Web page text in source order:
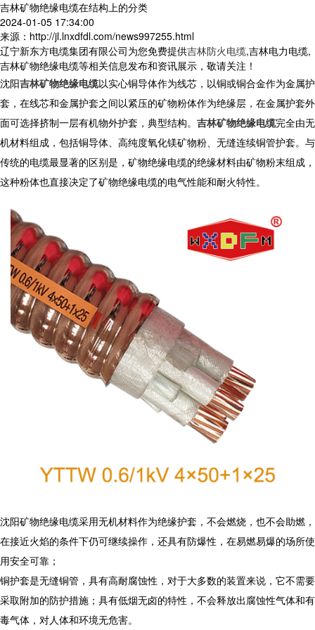
吉林矿物绝缘电缆在结构上的分类
2024-01-05 17:34:00
来源：http://jl.lnxdfdl.com/news997255.html
辽宁新东方电缆集团有限公司为您免费提供吉林防火电缆,吉林电力电缆,
吉林矿物绝缘电缆等相关信息发布和资讯展示，敬请关注！
沈阳吉林矿物绝缘电缆以实心铜导体作为线芯，以铜或铜合金作为金属护
套，在线芯和金属护套之间以紧压的矿物粉体作为绝缘层，在金属护套外
面可选择挤制一层有机物外护套，典型结构。 吉林矿物绝缘电缆完全由无
机材料组成，包括铜导体、高纯度氧化镁矿物粉、无缝连续铜管护套。与
传统的电缆最显著的区别是，矿物绝缘电缆的绝缘材料由矿物粉末组成，
这种粉体也直接决定了矿物绝缘电缆的电气性能和耐火特性。
沈阳矿物绝缘电缆采用无机材料作为绝缘护套，不会燃烧，也不会助燃，
在接近火焰的条件下仍可继续操作，还具有防爆性，在易燃易爆的场所使
用安全可靠；
铜护套是无缝铜管，具有高耐腐蚀性，对于大多数的装置来说，它不需要
采取附加的防护措施；具有低烟无卤的特性，不会释放出腐蚀性气体和有
毒气体，对人体和环境无危害。